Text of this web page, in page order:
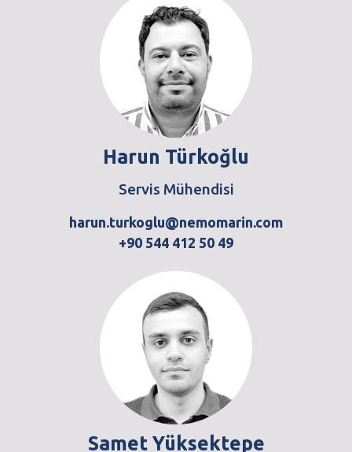
Harun Türkoğlu
Servis Mühendisi
harun.turkoglu@nemomarin.com
+90 544 412 50 49
Samet Yüksektepe